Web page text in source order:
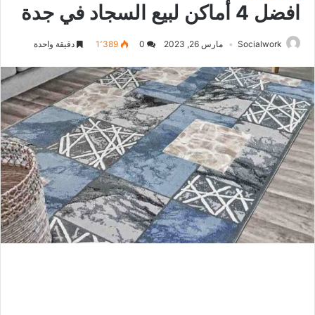
افضل 4 أماكن لبيع السجاد في جدة
Socialwork مارس 26, 2023 1٬389 دقيقة واحدة